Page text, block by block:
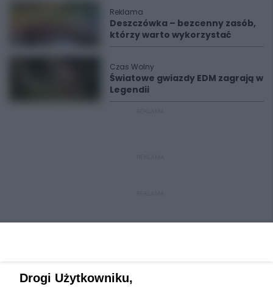
Reklama
Deszczówka – bezcenny zasób,
którzy warto wykorzystać
Czas Wolny
Światowe gwiazdy EDM zagrają w
Legendii
Drogi Użytkowniku,